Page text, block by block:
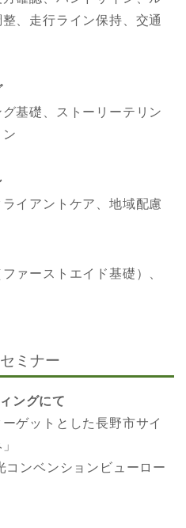
、走行ライン保持、交通
基礎、ストーリーテリン
イアントケア、地域配慮
ァーストエイド基礎）、
ミナー
ングにて
ゲットとした長野市サイ
ンベンションビューロー